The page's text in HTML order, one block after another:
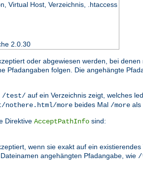
Virtual Host, Verzeichnis, .htaccess
2.0.30
oder abgewiesen werden, bei
Pfadangaben folgen. Die angehängte
/test/ auf ein Verzeichnis zeigt, welches
more beides Mal /more als
Direktive AcceptPathInfo sind:
wenn sie exakt auf ein
angehängten Pfadangabe, wie /